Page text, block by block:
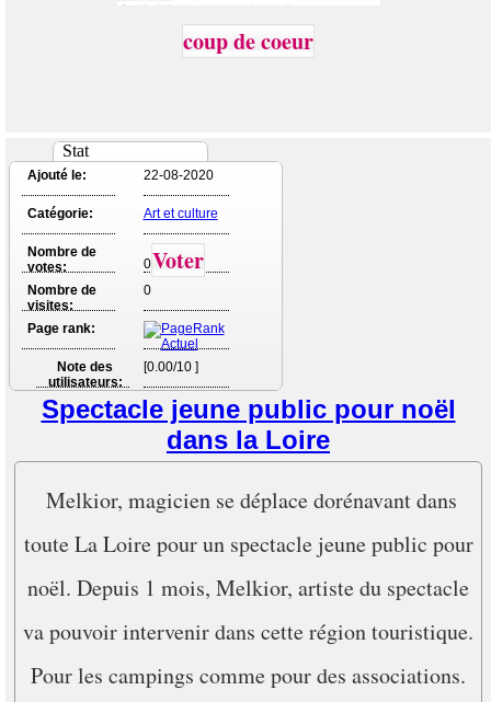
coup de coeur
Stat
Ajouté le: 22-08-2020
Catégorie: Art et culture
Nombre de
votes:
0Voter
Nombre de
visites:
0
Page rank:
Note des
utilisateurs:
[0.00/10 ]
Spectacle jeune public pour noël
dans la Loire
Melkior, magicien se déplace dorénavant dans
toute La Loire pour un spectacle jeune public pour
noël. Depuis 1 mois, Melkior, artiste du spectacle
va pouvoir intervenir dans cette région touristique.
Pour les campings comme pour des associations.